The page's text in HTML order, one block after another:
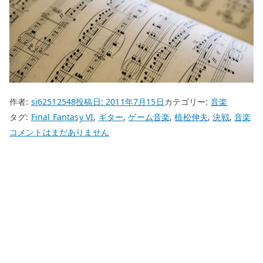
作者: si62512548投稿日:2011年7月15日カテゴリー: 音楽
タグ: Final Fantasy VI, ギター,ゲーム音楽,植松伸夫,決戦,音楽
フ
コメントはまだありません